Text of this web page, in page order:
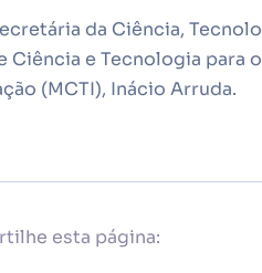
da Ciência,
e Tecnologia para
(MCTI), Inácio Arruda.
esta página: